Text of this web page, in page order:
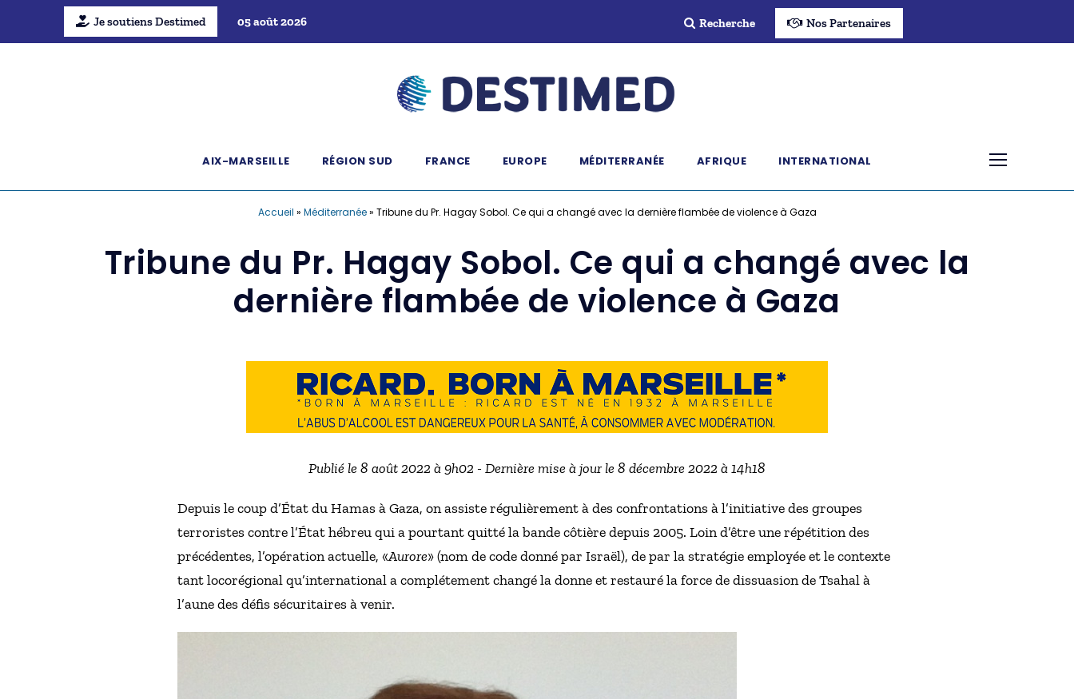
Je soutiens Destimed 05 août 2026 Recherche Nos Partenaires
AIX-MARSEILLE RÉGION SUD FRANCE EUROPE MÉDITERRANÉE AFRIQUE INTERNATIONAL
Accueil » Méditerranée» Tribune du Pr. Hagay Sobol. Ce qui a changé avec la dernière flambée de violence à Gaza
Tribune du Pr. Hagay Sobol. Ce qui a changé avec la
dernière flambée de violence à Gaza
Publié le 8 août 2022 à 9h02 - Dernière mise à jour le 8 décembre 2022 à 14h18
Depuis le coup d’État du Hamas à Gaza, on assiste régulièrement à des confrontations à l’initiative des groupes
terroristes contre l’État hébreu qui a pourtant quitté la bande côtière depuis 2005. Loin d’être une répétition des
précédentes, l’opération actuelle, «Aurore» (nom de code donné par Israël), de par la stratégie employée et le contexte
tant locorégional qu’international a complétement changé la donne et restauré la force de dissuasion de Tsahal à
l’aune des défis sécuritaires à venir.